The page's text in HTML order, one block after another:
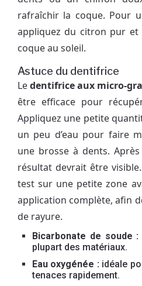
rafraîchir la coque. Pour
appliquez du citron pur et
coque au soleil.
Astuce du dentifrice
Ledentifrice aux micro-
être efficace pour
Appliquez une petite
un peu d’eau pour faire
une brosse à dents.
résultat devrait être
test sur une petite zone
application complète, afin
de rayure.
Bicarbonate de soude :
plupart des matériaux.
Eau oxygénée :idéale
tenaces rapidement.